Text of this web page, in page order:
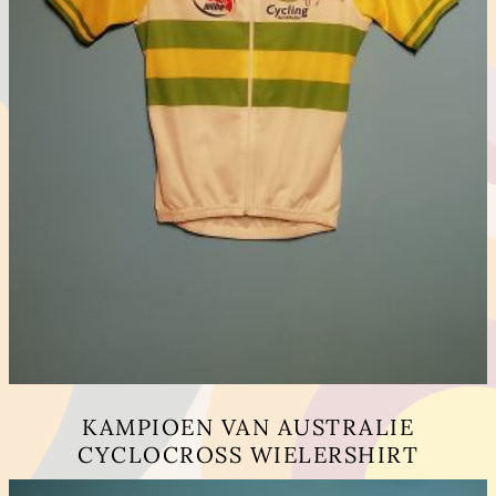
KAMPIOEN VAN AUSTRALIE
CYCLOCROSS WIELERSHIRT